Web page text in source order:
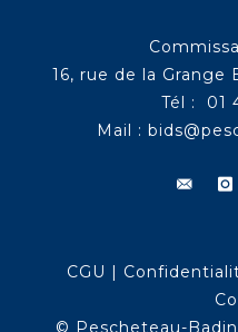
16, rue de la Grange
Tél : 01
Mail :
CGU |
© Pescheteau-